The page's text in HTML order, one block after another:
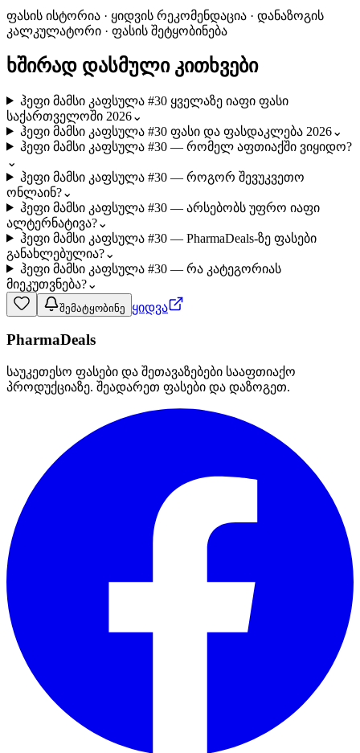
ფასის ისტორია · ყიდვის რეკომენდაცია · დანაზოგის
კალკულატორი · ფასის შეტყობინება
ხშირად დასმული კითხვები
ჰეფი მამსი კაფსულა #30 ყველაზე იაფი ფასი
საქართველოში 2026⌄
ჰეფი მამსი კაფსულა #30 ფასი და ფასდაკლება 2026⌄
ჰეფი მამსი კაფსულა #30 — რომელ აფთიაქში ვიყიდო?
⌄
ჰეფი მამსი კაფსულა #30 — როგორ შევუკვეთო
ონლაინ?⌄
ჰეფი მამსი კაფსულა #30 — არსებობს უფრო იაფი
ალტერნატივა?⌄
ჰეფი მამსი კაფსულა #30 — PharmaDeals-ზე ფასები
განახლებულია?⌄
ჰეფი მამსი კაფსულა #30 — რა კატეგორიას
მიეკუთვნება?⌄
შემატყობინე ყიდვა
PharmaDeals
საუკეთესო ფასები და შეთავაზებები სააფთიაქო
პროდუქციაზე. შეადარეთ ფასები და დაზოგეთ.